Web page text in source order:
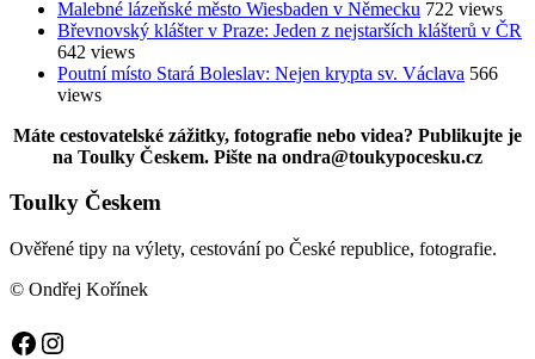
Malebné lázeňské město Wiesbaden v Německu 722 views
Břevnovský klášter v Praze: Jeden z nejstarších klášterů v ČR
642 views
Poutní místo Stará Boleslav: Nejen krypta sv. Václava 566
views
Máte cestovatelské zážitky, fotografie nebo videa? Publikujte je
na Toulky Českem. Pište na ondra@toukypocesku.cz
Toulky Českem
Ověřené tipy na výlety, cestování po České republice, fotografie.
© Ondřej Kořínek
Facebook
Instagram